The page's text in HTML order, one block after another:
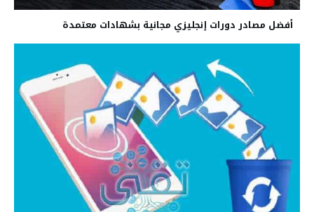
أفضل مصادر دورات إنجليزي مجانية بشهادات معتمدة